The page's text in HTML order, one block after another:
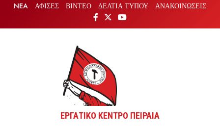
content
NEA ΑΦΙΣΕΣ ΒΙΝΤΕΟ ΔΕΛΤΙΑ ΤΥΠΟΥ ΑΝΑΚΟΙΝΩΣΕΙΣ
ΕΡΓΑΤΙΚΟ ΚΕΝΤΡΟ ΠΕΙΡΑΙΑ